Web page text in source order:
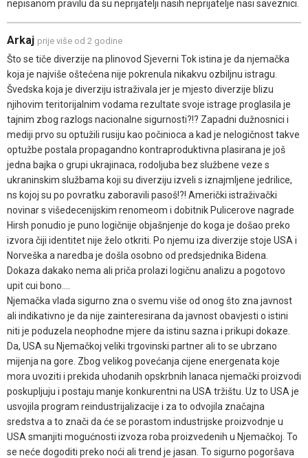
nepisanom pravilu da su neprijatelji nasih neprijatelje nasi saveznici.
Arkaj prije više od 2 godine
Što se tiče diverzije na plinovod Sjeverni Tok istina je da njemačka
koja je najviše oštećena nije pokrenula nikakvu ozbiljnu istragu.
Švedska koja je diverziju istraživala jer je mjesto diverzije blizu
njihovim teritorijalnim vodama rezultate svoje istrage proglasila je
tajnim zbog razlogs nacionalne sigurnosti?!? Zapadni dužnosnici i
mediji prvo su optužili rusiju kao počinioca a kad je nelogičnost takve
optužbe postala propagandno kontraproduktivna plasirana je još
jedna bajka o grupi ukrajinaca, rodoljuba bez službene veze s
ukraninskim službama koji su diverziju izveli s iznajmljene jedrilice,
ns kojoj su po povratku zaboravili pasoš!?! Američki istraživački
novinar s višedecenijskim renomeom i dobitnik Pulicerove nagrade
Hirsh ponudio je puno logičnije objašnjenje do koga je došao preko
izvora čiji identitet nije želo otkriti. Po njemu iza diverzije stoje USA i
Norveška a naredba je došla osobno od predsjednika Bidena.
Dokaza dakako nema ali priča prolazi logičnu analizu a pogotovo
upit cui bono....
Njemačka vlada sigurno zna o svemu više od onog što zna javnost
ali indikativno je da nije zainteresirana da javnost obavjesti o istini
niti je poduzela neophodne mjere da istinu sazna i prikupi dokaze.
Da, USA su Njemačkoj veliki trgovinski partner ali to se ubrzano
mijenja na gore. Zbog velikog povećanja cijene energenata koje
mora uvoziti i prekida uhodanih opskrbnih lanaca njemački proizvodi
poskupljuju i postaju manje konkurentni na USA tržištu. Uz to USA je
usvojila program reindustrijalizacije i za to odvojila značajna
sredstva a to znači da će se porastom industrijske proizvodnje u
USA smanjiti mogućnosti izvoza roba proizvedenih u Njemačkoj. To
se neće dogoditi preko noći ali trend je jasan. To sigurno pogoršava